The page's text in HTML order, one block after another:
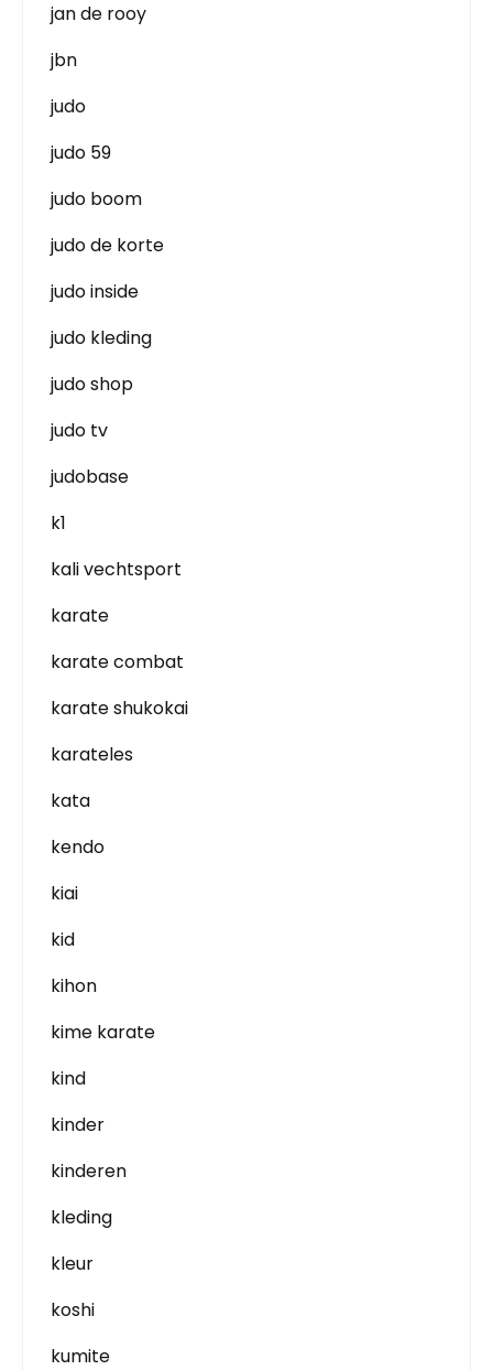
jan de rooy
jbn
judo
judo 59
judo boom
judo de korte
judo inside
judo kleding
judo shop
judo tv
judobase
k1
kali vechtsport
karate
karate combat
karate shukokai
karateles
kata
kendo
kiai
kid
kihon
kime karate
kind
kinder
kinderen
kleding
kleur
koshi
kumite